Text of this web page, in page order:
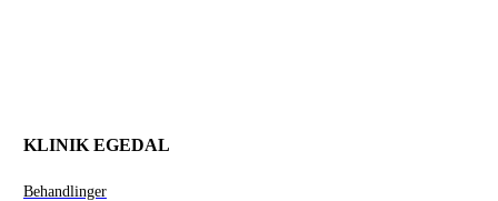
KLINIK EGEDAL
Behandlinger